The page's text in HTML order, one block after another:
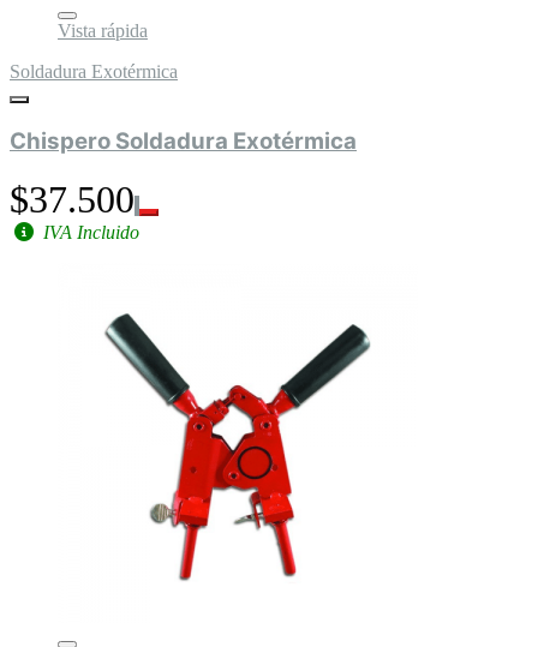
Vista rápida
Soldadura Exotérmica
Chispero Soldadura Exotérmica
$37.500
IVA Incluido